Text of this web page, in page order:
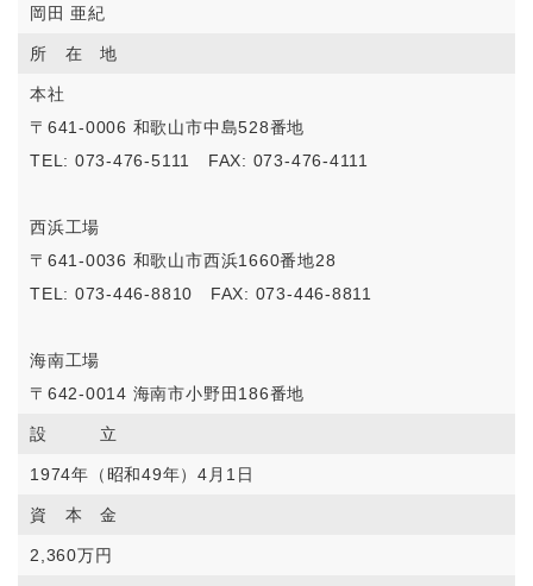
岡田 亜紀
所 在 地
本社
〒641-0006 和歌山市中島528番地
TEL: 073-476-5111 FAX: 073-476-4111
西浜工場
〒641-0036 和歌山市西浜1660番地28
TEL: 073-446-8810 FAX: 073-446-8811
海南工場
〒642-0014 海南市小野田186番地
設 立
1974年（昭和49年）4月1日
資 本 金
2,360万円